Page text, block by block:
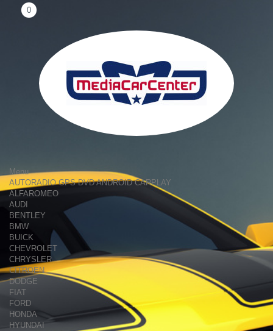
Menu
AUTORADIO GPS DVD ANDROID CARPLAY
ALFAROMEO
AUDI
BENTLEY
BMW
BUICK
CHEVROLET
CHRYSLER
CITROEN
DODGE
FIAT
FORD
HONDA
HYUNDAI
0